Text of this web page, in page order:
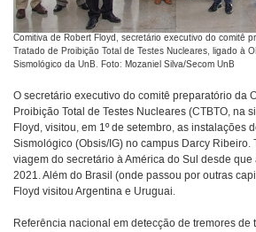
Comitiva de Robert Floyd, secretário executivo do comitê
Tratado de Proibição Total de Testes Nucleares, ligado à
Sismológico da UnB. Foto: Mozaniel Silva/Secom UnB
O secretário executivo do comitê preparatório da
Proibição Total de Testes Nucleares (CTBTO, na
Floyd, visitou, em 1º de setembro, as instalações
Sismológico (Obsis/IG) no campus Darcy Ribeiro.
viagem do secretário à América do Sul desde
2021. Além do Brasil (onde passou por outras
Floyd visitou Argentina e Uruguai.
Referência nacional em detecção de tremores de